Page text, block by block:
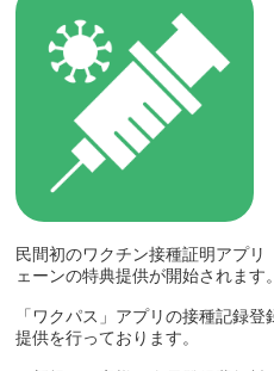
民間初のワクチン接種証明アプ
ェーンの特典提供が開始されます。
「 ワクパス 」アプリの接種記録
提供を行っております。